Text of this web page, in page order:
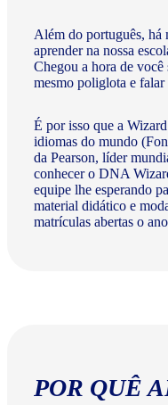
Além do português, há
aprender na nossa
Chegou a hora de
mesmo poliglota e falar
É por isso que a
idiomas do mundo
da Pearson, líder
conhecer o DNA
equipe lhe esperando
material didático e
matrículas abertas o
POR QUÊ